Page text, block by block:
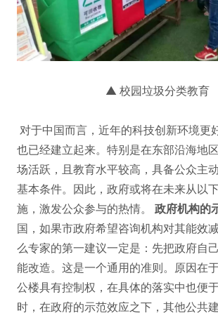
▲ 校园垃圾分类教育
对于中国而言，近年的科技创新环境更
也已经建立起来。特别是在东部沿海地
场活跃，且教育水平较高，具备公众主
基本条件。因此，政府或将在未来从以
施，激发公众参与的热情。 政府机构的
国，如果市政府希望咨询机构对其能效
么专家的第一建议一定是：先把政府自
能改造。这是一个通用的准则。原因在
公楼具有控制权，在具体的落实中也便
时，在政府的示范效应之下，其他公共